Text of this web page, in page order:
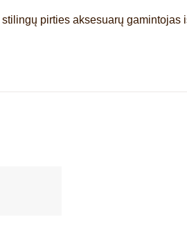
pirties aksesuarų